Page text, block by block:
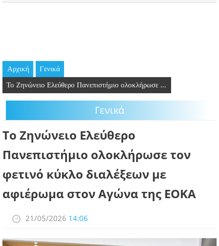
ΘΕΣΕΙΣ ΕΡΓΑΣΙΑΣ
PODCAST
ΛΑΡΝΑΚΑ 2030
ΣΥΝΔΕΣΜΟΙ
ΠΕΡΙΣΣΟΤΕΡΑ
Αρχική Γενικά
Το Ζηνώνειο Ελεύθερο Πανεπιστήμιο ολοκλήρωσε ...
Γενικά
Το Ζηνώνειο Ελεύθερο
Πανεπιστήμιο ολοκλήρωσε τον
φετινό κύκλο διαλέξεων με
αφιέρωμα στον Αγώνα της ΕΟΚΑ
21/05/2026 14:06